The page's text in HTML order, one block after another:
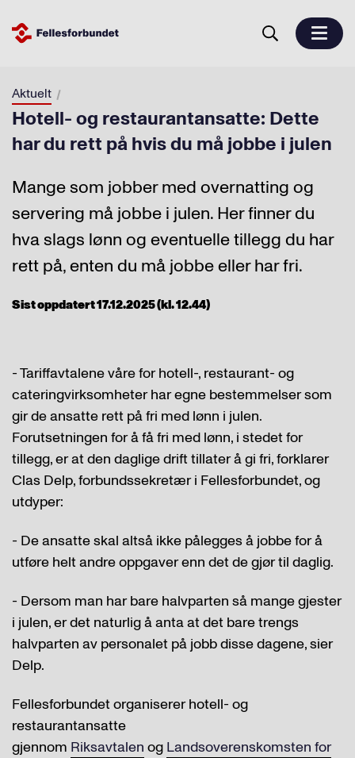
Aktuelt
Hotell- og restaurantansatte: Dette
har du rett på hvis du må jobbe i julen
Mange som jobber med overnatting og
servering må jobbe i julen. Her finner du
hva slags lønn og eventuelle tillegg du har
rett på, enten du må jobbe eller har fri.
Sist oppdatert 17.12.2025 (kl. 12.44)
- Tariffavtalene våre for hotell-, restaurant- og
cateringvirksomheter har egne bestemmelser som
gir de ansatte rett på fri med lønn i julen.
Forutsetningen for å få fri med lønn, i stedet for
tillegg, er at den daglige drift tillater å gi fri, forklarer
Clas Delp, forbundssekretær i Fellesforbundet, og
utdyper:
- De ansatte skal altså ikke pålegges å jobbe for å
utføre helt andre oppgaver enn det de gjør til daglig.
- Dersom man har bare halvparten så mange gjester
i julen, er det naturlig å anta at det bare trengs
halvparten av personalet på jobb disse dagene, sier
Delp.
Fellesforbundet organiserer hotell- og
restaurantansatte
gjennom Riksavtalen og Landsoverenskomsten for